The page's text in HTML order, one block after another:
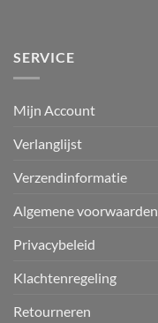
SERVICE
Mijn Account
Verlanglijst
Verzendinformatie
Algemene voorwaarden
Privacybeleid
Klachtenregeling
Retourneren